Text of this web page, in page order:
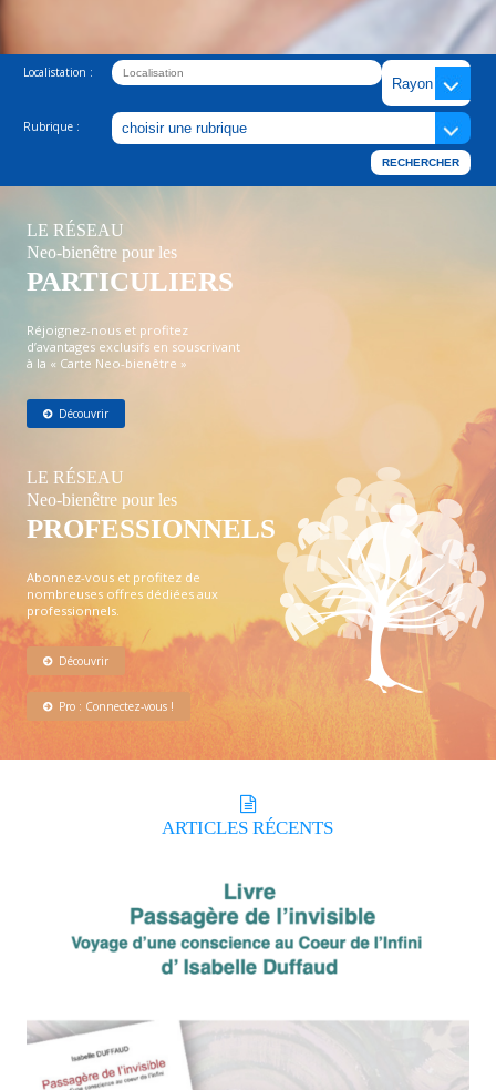
Localistation :
Rubrique :
LE RÉSEAU
Neo-bienêtre pour les
PARTICULIERS
Réjoignez-nous et profitez
d’avantages exclusifs en souscrivant
à la « Carte Neo-bienêtre »
Découvrir
LE RÉSEAU
Neo-bienêtre pour les
PROFESSIONNELS
Abonnez-vous et profitez de
nombreuses offres dédiées aux
professionnels.
Découvrir
Pro : Connectez-vous !
ARTICLES RÉCENTS